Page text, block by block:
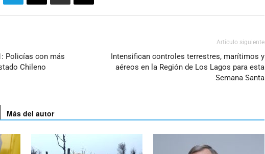
Policías con más
Chileno
Artículo siguiente
Intensifican controles terrestres, marítimos y
aéreos en la Región de Los Lagos para esta
Semana Santa
Más del autor